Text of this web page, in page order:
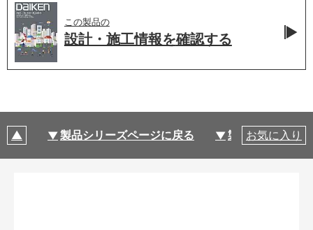
この製品の
設計・施工情報を確認する
製品シリーズページに戻る 製品仕様
お気に入り